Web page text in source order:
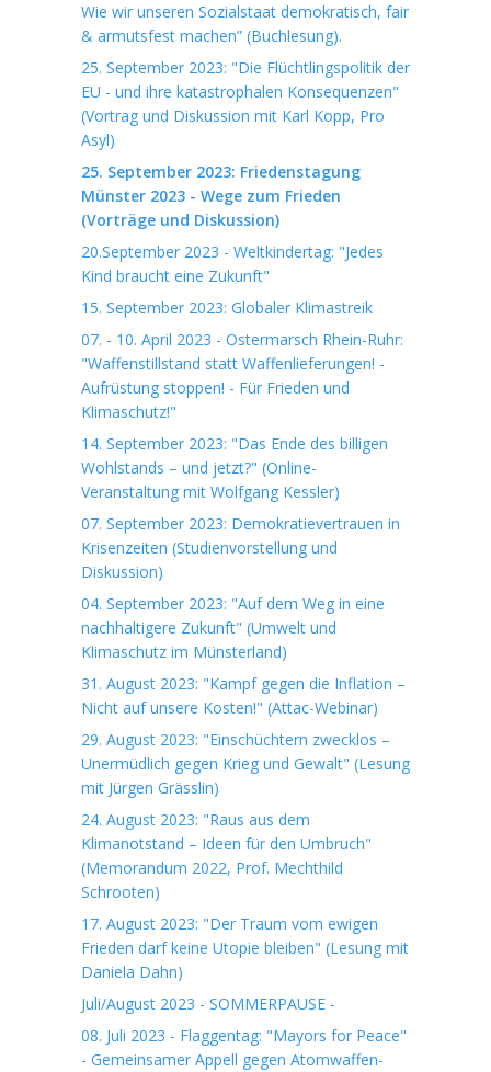
Wie wir unseren Sozialstaat demokratisch, fair
& armutsfest machen” (Buchlesung).
25. September 2023: "Die Flüchtlingspolitik der
EU - und ihre katastrophalen Konsequenzen"
(Vortrag und Diskussion mit Karl Kopp, Pro
Asyl)
25. September 2023: Friedenstagung
Münster 2023 - Wege zum Frieden
(Vorträge und Diskussion)
20.September 2023 - Weltkindertag: "Jedes
Kind braucht eine Zukunft"
15. September 2023: Globaler Klimastreik
07. - 10. April 2023 - Ostermarsch Rhein-Ruhr:
"Waffenstillstand statt Waffenlieferungen! -
Aufrüstung stoppen! - Für Frieden und
Klimaschutz!"
14. September 2023: "Das Ende des billigen
Wohlstands – und jetzt?" (Online-
Veranstaltung mit Wolfgang Kessler)
07. September 2023: Demokratievertrauen in
Krisenzeiten (Studienvorstellung und
Diskussion)
04. September 2023: "Auf dem Weg in eine
nachhaltigere Zukunft" (Umwelt und
Klimaschutz im Münsterland)
31. August 2023: "Kampf gegen die Inflation –
Nicht auf unsere Kosten!" (Attac-Webinar)
29. August 2023: "Einschüchtern zwecklos –
Unermüdlich gegen Krieg und Gewalt" (Lesung
mit Jürgen Grässlin)
24. August 2023: "Raus aus dem
Klimanotstand – Ideen für den Umbruch"
(Memorandum 2022, Prof. Mechthild
Schrooten)
17. August 2023: "Der Traum vom ewigen
Frieden darf keine Utopie bleiben" (Lesung mit
Daniela Dahn)
Juli/August 2023 - SOMMERPAUSE -
08. Juli 2023 - Flaggentag: "Mayors for Peace"
- Gemeinsamer Appell gegen Atomwaffen-